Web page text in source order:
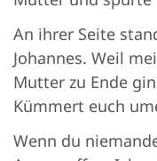
An ihrer Seite
Johannes. Weil
Mutter zu Ende
Kümmert euch
Wenn du